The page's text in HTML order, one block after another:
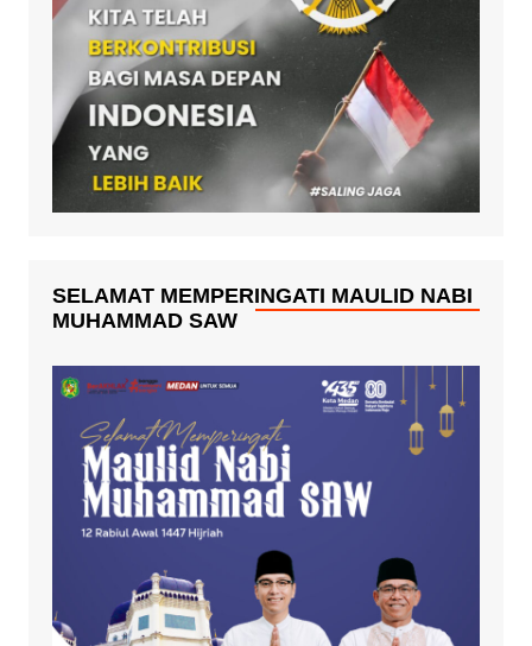
SELAMAT MEMPERINGATI MAULID NABI
MUHAMMAD SAW